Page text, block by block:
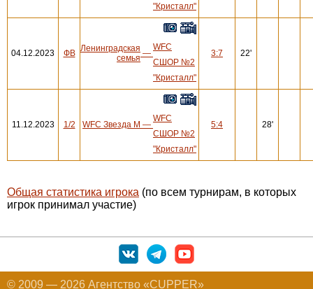
"Кристалл"
04.12.2023 ФВ
Ленинградская
семья —
WFC
СШОР №2
"Кристалл"
3:7 22'
11.12.2023 1/2 WFC Звезда М —
WFC
СШОР №2
"Кристалл"
5:4 28'
Общая статистика игрока (по всем турнирам, в которых
игрок принимал участие)
© 2009 — 2026 Агентство «CUPPER»